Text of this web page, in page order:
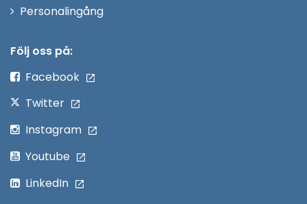
PersonalingångÖppna
Följ oss på:
Facebook
Twitter
Instagram
Youtube
LinkedIn